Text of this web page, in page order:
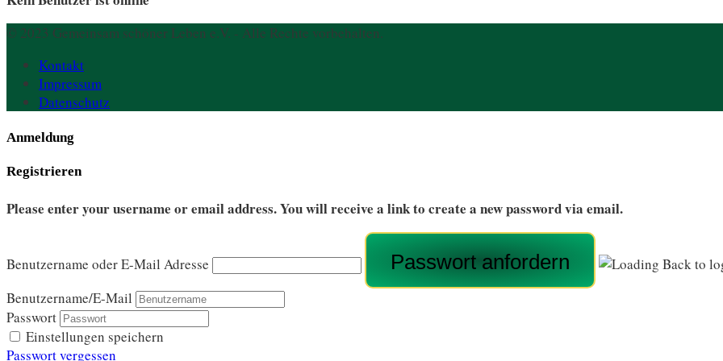
© 2023 Gemeinsam schöner Leben e.V. - Alle Rechte vorbehalten.
Kontakt
Impressum
Datenschutz
Anmeldung
Registrieren
Please enter your username or email address. You will receive a link to create a new password via email.
Benutzername oder E-Mail Adresse
Back to
Benutzername/E-Mail
Passwort
Einstellungen speichern
Passwort vergessen